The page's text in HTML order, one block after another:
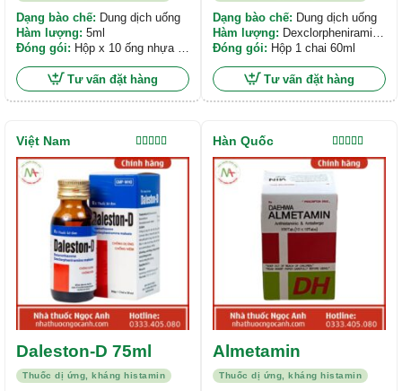
Dạng bào chế: Dung dịch uống
Hàm lượng: 5ml
Đóng gói: Hộp x 10 ống nhựa x
Tư vấn đặt hàng
Dạng bào chế: Dung dịch uống
Hàm lượng: Dexclorpheniramin
maleat 24 , Betamethason 3 mg
Đóng gói: Hộp 1 chai 60ml
Tư vấn đặt hàng
Thuốc dị ứng, kháng histamin
Daleston-D 75ml
Được xếp
hạng5.00
sao
Việt Nam
Thuốc dị ứng, kháng histamin
Almetamin
Được xếp
hạng5.00
Hàn Quốc